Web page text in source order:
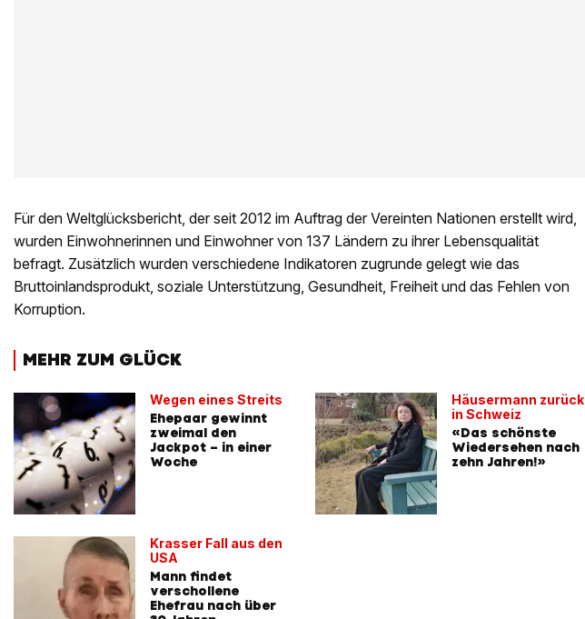
Für den Weltglücksbericht, der seit 2012 im Auftrag der Vereinten Nationen erstellt wird,
wurden Einwohnerinnen und Einwohner von 137 Ländern zu ihrer Lebensqualität
befragt. Zusätzlich wurden verschiedene Indikatoren zugrunde gelegt wie das
Bruttoinlandsprodukt, soziale Unterstützung, Gesundheit, Freiheit und das Fehlen von
Korruption.
MEHR ZUM GLÜCK
Wegen eines Streits
Ehepaar gewinnt
zweimal den
Jackpot – in einer
Woche
Krasser Fall aus den
USA
Mann findet
verschollene
Ehefrau nach über
Häusermann zurück
in Schweiz
«Das schönste
Wiedersehen nach
zehn Jahren!»